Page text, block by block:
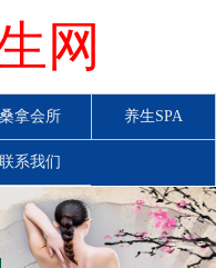
网
桑拿会所 养生SPA
联系我们